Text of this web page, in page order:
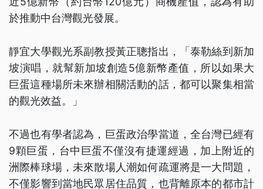
於推動中台灣觀光發展。
靜宜大學觀光系副教授黃正聰指出，「泰勒絲到新加
坡演唱，就幫新加坡創造5億新幣產值，所以如果大
巨蛋這種場所未來辦相關活動的話，都可以聚集相當
的觀光效益。」
不過也有學者認為，巨蛋政治學當道，全台灣已經有
9顆巨蛋，台中巨蛋不僅沒有捷運經過，加上附近的
洲際棒球場，未來散場人潮如何疏運將是一大問題，
不僅影響到當地民眾居住品質，也背離原本的都市計